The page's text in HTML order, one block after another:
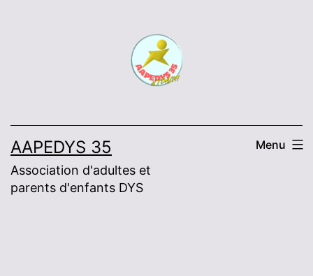
AAPEDYS 35
Association d'adultes et
parents d'enfants DYS
Menu